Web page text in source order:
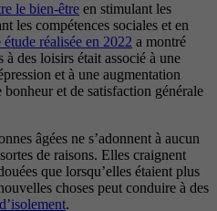
le bien-être en stimulant les
les compétences sociales et en
étude réalisée en 2022 a montré
des loisirs était associé à une
et à une augmentation
et de satisfaction générale
âgées ne s’adonnent à aucun
de raisons. Elles craignent
que lorsqu’elles étaient plus
choses peut conduire à des
.